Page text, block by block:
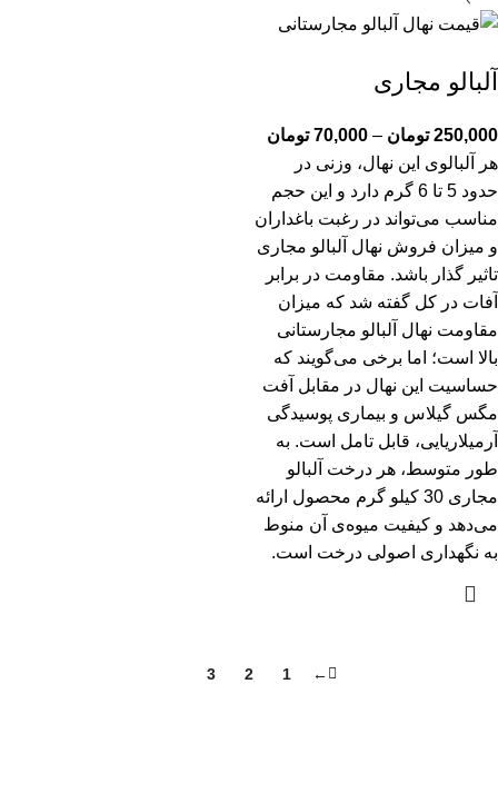
آلبالو مجاری
250,000 تومان –
70,000 تومان
هر آلبالوی این نهال، وزنی در
حدود 5 تا 6 گرم دارد و این حجم
مناسب می‌تواند در رغبت باغداران
و میزان فروش نهال آلبالو مجاری
تاثیر گذار باشد. مقاومت در برابر
آفات در کل گفته شد که میزان
مقاومت نهال آلبالو مجارستانی
بالا است؛ اما برخی می‌گویند که
حساسیت این نهال در مقابل آفت
مگس گیلاس و بیماری پوسیدگی
آرمیلاریایی، قابل تامل است. به
طور متوسط، هر درخت آلبالو
مجاری 30 کیلو گرم محصول ارائه
می‌دهد و کیفیت میوه‌ی آن منوط
به نگهداری اصولی درخت است.
←
1
2
3